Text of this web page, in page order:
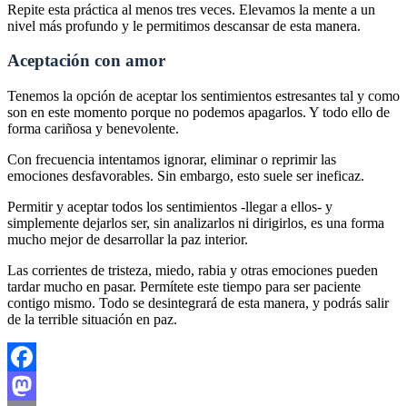
Repite esta práctica al menos tres veces. Elevamos la mente a un
nivel más profundo y le permitimos descansar de esta manera.
Aceptación con amor
Tenemos la opción de aceptar los sentimientos estresantes tal y como
son en este momento porque no podemos apagarlos. Y todo ello de
forma cariñosa y benevolente.
Con frecuencia intentamos ignorar, eliminar o reprimir las
emociones desfavorables. Sin embargo, esto suele ser ineficaz.
Permitir y aceptar todos los sentimientos -llegar a ellos- y
simplemente dejarlos ser, sin analizarlos ni dirigirlos, es una forma
mucho mejor de desarrollar la paz interior.
Las corrientes de tristeza, miedo, rabia y otras emociones pueden
tardar mucho en pasar. Permítete este tiempo para ser paciente
contigo mismo. Todo se desintegrará de esta manera, y podrás salir
de la terrible situación en paz.
Facebook